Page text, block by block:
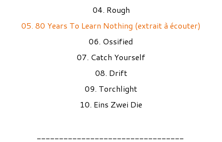
04. Rough
05. 80 Years To Learn Nothing (extrait à écouter)
06. Ossified
07. Catch Yourself
08. Drift
09. Torchlight
10. Eins Zwei Die
_________________________________